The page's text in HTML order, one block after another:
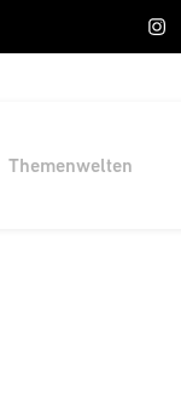
Themenwelten